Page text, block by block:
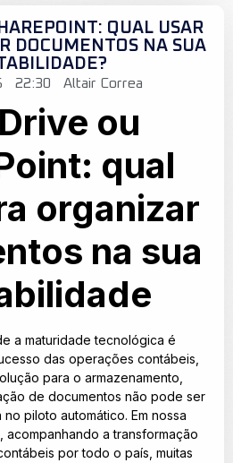
QUAL USAR
DOCUMENTOS NA SUA
22:30 Altair Correa
ou
qual
organizar
na sua
a maturidade tecnológica é
das operações contábeis,
para o armazenamento,
de documentos não pode ser
piloto automático. Em nossa
acompanhando a transformação
por todo o país, muitas